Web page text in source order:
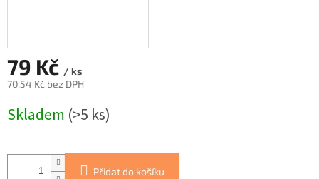
79 Kč / ks
70,54 Kč bez DPH
cena:
Skladem (>5 ks)
Přidat do košíku